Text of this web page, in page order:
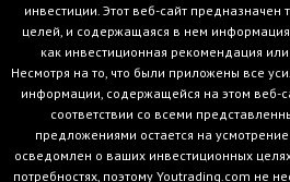
инвестиции. Этот веб-сайт
целей, и содержащаяся в нем
как инвестиционная рекомендация
Несмотря на то, что были приложены все
информации, содержащейся на этом веб-
соответствии со всеми
предложениями остается на усмотрение
осведомлен о ваших инвестиционных
потребностях, поэтому Youtrading.com не